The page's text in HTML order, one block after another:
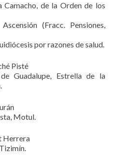
Camacho, de la Orden de los
(Fracc. Pensiones,
por razones de salud.
Pisté
Guadalupe, Estrella de la
Motul.
Herrera